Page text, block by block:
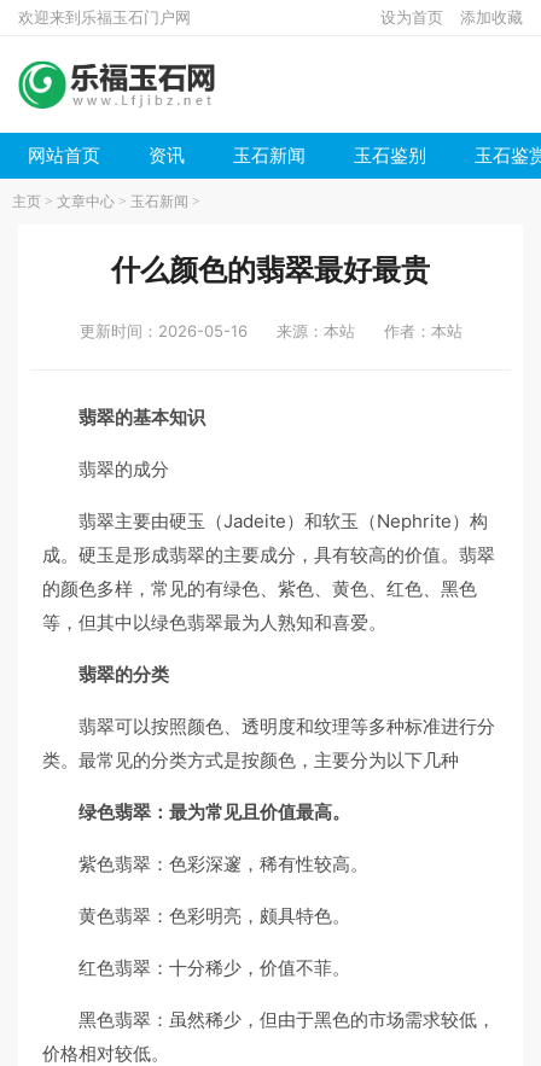
欢迎来到乐福玉石门户网 设为首页 添加收藏
网站首页 资讯 玉石新闻 玉石鉴别 玉石鉴
主页 > 文章中心 > 玉石新闻 >
什么颜色的翡翠最好最贵
更新时间：2026-05-16 来源：本站 作者：本站
翡翠的基本知识
翡翠的成分
翡翠主要由硬玉（Jadeite）和软玉（Nephrite）构
成。硬玉是形成翡翠的主要成分，具有较高的价值。翡翠
的颜色多样，常见的有绿色、紫色、黄色、红色、黑色
等，但其中以绿色翡翠最为人熟知和喜爱。
翡翠的分类
翡翠可以按照颜色、透明度和纹理等多种标准进行分
类。最常见的分类方式是按颜色，主要分为以下几种
绿色翡翠：最为常见且价值最高。
紫色翡翠：色彩深邃，稀有性较高。
黄色翡翠：色彩明亮，颇具特色。
红色翡翠：十分稀少，价值不菲。
黑色翡翠：虽然稀少，但由于黑色的市场需求较低，
价格相对较低。